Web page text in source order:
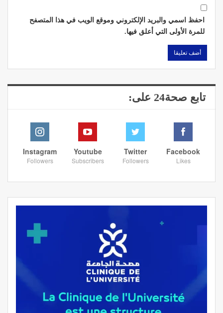
احفظ اسمي والبريد الإلكتروني وموقع الويب في هذا المتصفح
للمرة الأولى التي أعلق فيها.
تابع صحة24 على:
Facebook
Likes
Twitter
Followers
Youtube
Subscribers
Instagram
Followers